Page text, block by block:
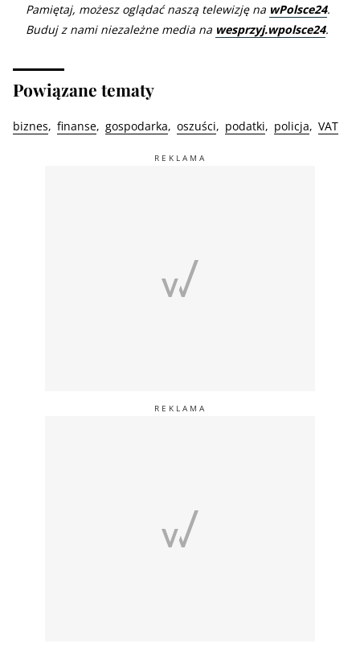
Pamiętaj, możesz oglądać naszą telewizję na wPolsce24.
Buduj z nami niezależne media na wesprzyj.wpolsce24.
Powiązane tematy
biznes finanse gospodarka oszuści podatki policja VAT